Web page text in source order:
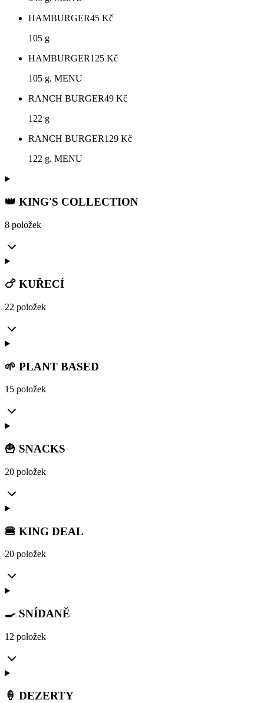
HAMBURGER45 Kč
105 g
HAMBURGER125 Kč
105 g. MENU
RANCH BURGER49 Kč
122 g
RANCH BURGER129 Kč
122 g. MENU
👑 KING'S COLLECTION
8 položek
🍗 KUŘECÍ
22 položek
🌱 PLANT BASED
15 položek
🍟 SNACKS
20 položek
🍔 KING DEAL
20 položek
🍳 SNÍDANĚ
12 položek
🍦 DEZERTY